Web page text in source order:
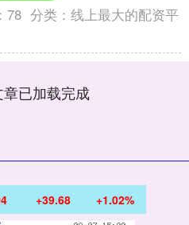
78 分类：线上最大的配资平
已加载完成
+39.68 +1.02%